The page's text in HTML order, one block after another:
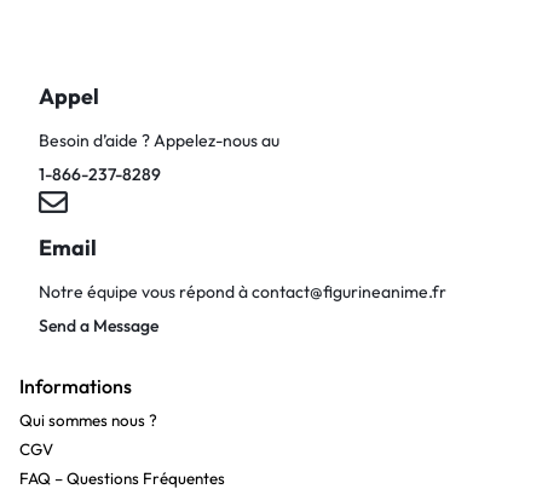
Appel
Besoin d’aide ? Appelez-nous au
1-866-237-8289
Email
Notre équipe vous répond àcontact@figurineanime.fr
Send a Message
Informations
Qui sommes nous ?
CGV
FAQ – Questions Fréquentes